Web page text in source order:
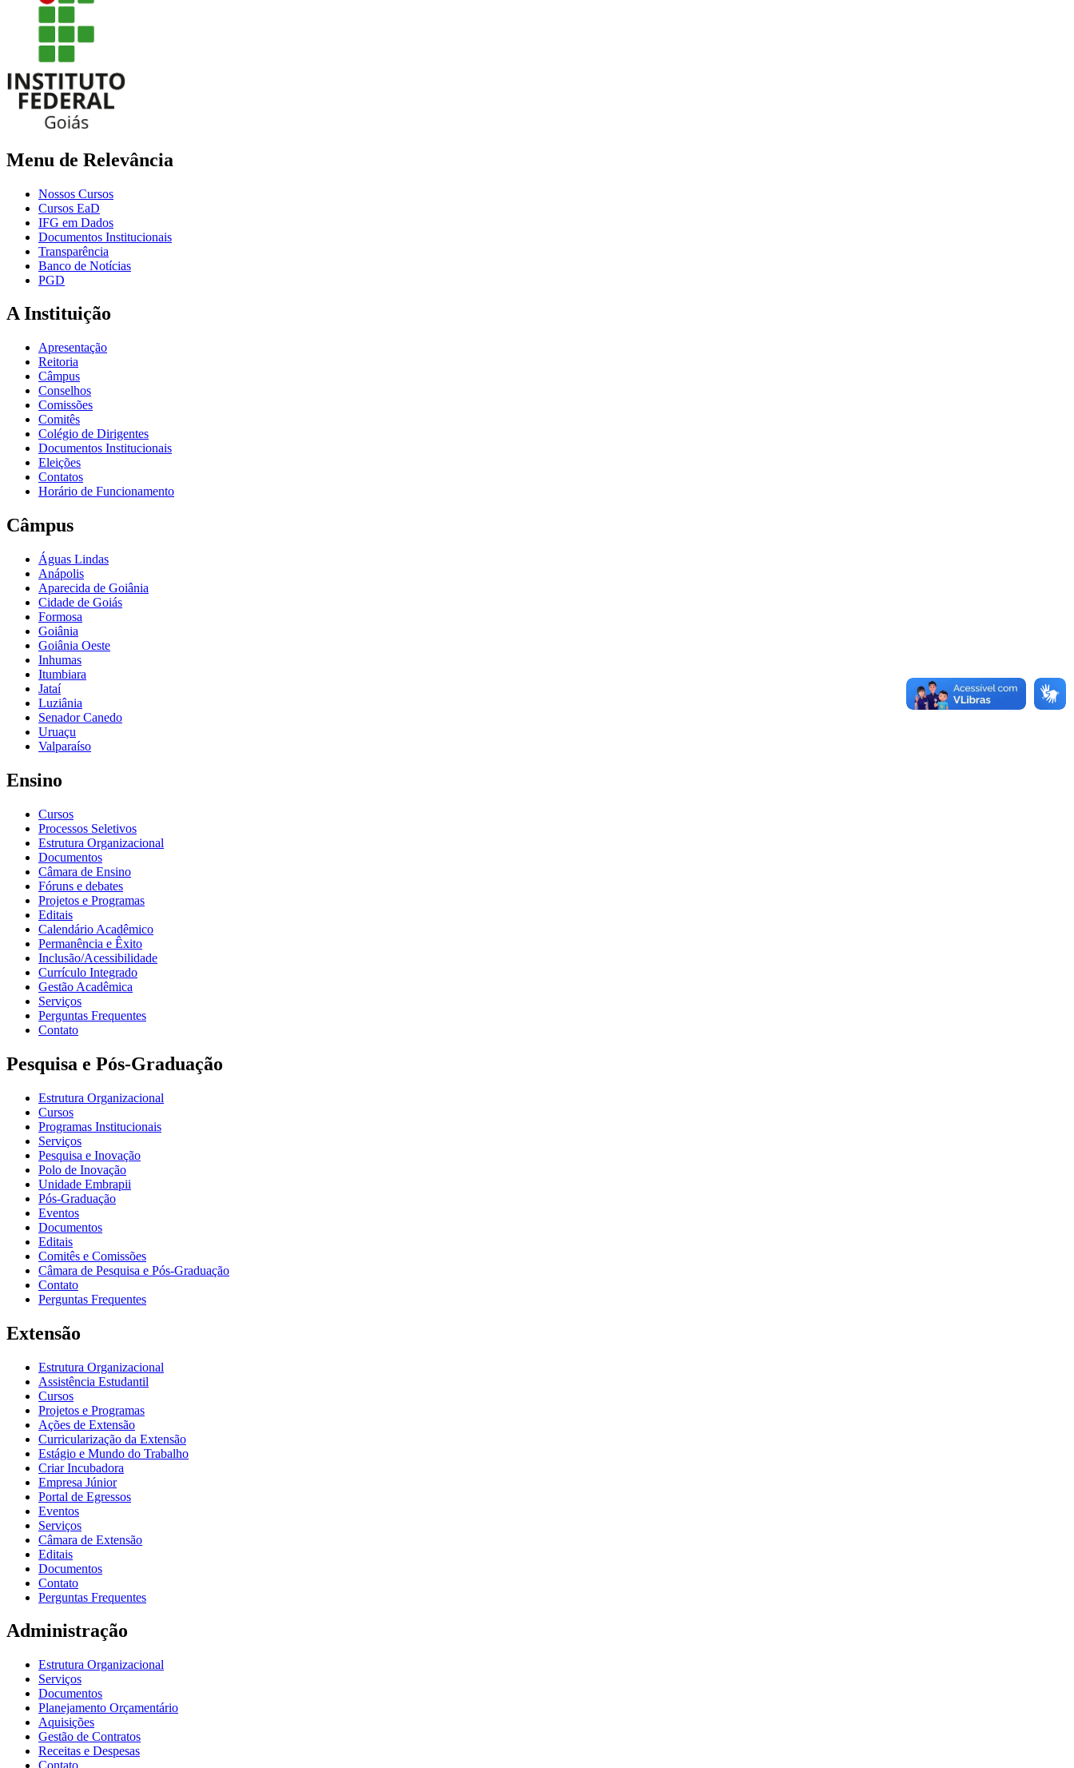
Menu de Relevância
Nossos Cursos
Cursos EaD
IFG em Dados
Documentos Institucionais
Transparência
Banco de Notícias
PGD
A Instituição
Apresentação
Reitoria
Câmpus
Conselhos
Comissões
Comitês
Colégio de Dirigentes
Documentos Institucionais
Eleições
Contatos
Horário de Funcionamento
Câmpus
Águas Lindas
Anápolis
Aparecida de Goiânia
Cidade de Goiás
Formosa
Goiânia
Goiânia Oeste
Inhumas
Itumbiara
Jataí
Luziânia
Senador Canedo
Uruaçu
Valparaíso
Ensino
Cursos
Processos Seletivos
Estrutura Organizacional
Documentos
Câmara de Ensino
Fóruns e debates
Projetos e Programas
Editais
Calendário Acadêmico
Permanência e Êxito
Inclusão/Acessibilidade
Currículo Integrado
Gestão Acadêmica
Serviços
Perguntas Frequentes
Contato
Pesquisa e Pós-Graduação
Estrutura Organizacional
Cursos
Programas Institucionais
Serviços
Pesquisa e Inovação
Polo de Inovação
Unidade Embrapii
Pós-Graduação
Eventos
Documentos
Editais
Comitês e Comissões
Câmara de Pesquisa e Pós-Graduação
Contato
Perguntas Frequentes
Extensão
Estrutura Organizacional
Assistência Estudantil
Cursos
Projetos e Programas
Ações de Extensão
Curricularização da Extensão
Estágio e Mundo do Trabalho
Criar Incubadora
Empresa Júnior
Portal de Egressos
Eventos
Serviços
Câmara de Extensão
Editais
Documentos
Contato
Perguntas Frequentes
Administração
Estrutura Organizacional
Serviços
Documentos
Planejamento Orçamentário
Aquisições
Gestão de Contratos
Receitas e Despesas